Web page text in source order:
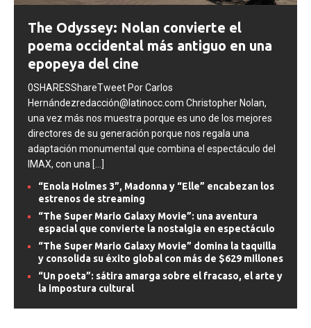
The Odyssey: Nolan convierte el
poema occidental más antiguo en una
epopeya del cine
0SHARESShareTweet Por Carlos
Hernándezredacción@latinocc.com Christopher Nolan,
una vez más nos muestra porque es uno de los mejores
directores de su generación porque nos regala una
adaptación monumental que combina el espectáculo del
[...]
“Enola Holmes 3”, Madonna y “Elle” encabezan los
estrenos de streaming
“The Super Mario Galaxy Movie”: una aventura
espacial que convierte la nostalgia en espectáculo
“The Super Mario Galaxy Movie” domina la taquilla
y consolida su éxito global con más de $629 millones
“Un poeta”: sátira amarga sobre el fracaso, el arte y
la impostura cultural